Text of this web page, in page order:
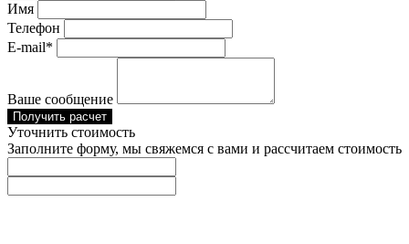
Имя
Телефон
E-mail*
Ваше сообщение
Получить расчет
Уточнить стоимость
Заполните форму, мы свяжемся с вами и рассчитаем стоимость